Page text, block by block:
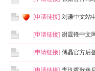
[申请链接] 刘谦中文站
[申请链接] 谢霆锋中文
[申请链接] 傅晶官方后